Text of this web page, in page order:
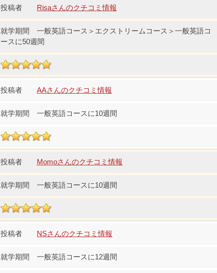
Risaさんのクチコミ情報
一般英語コース＞エクストリームコース＞一般英語コ
ースに50週間
AAさんのクチコミ情報
一般英語コースに10週間
Momoさんのクチコミ情報
一般英語コースに10週間
NSさんのクチコミ情報
一般英語コースに12週間